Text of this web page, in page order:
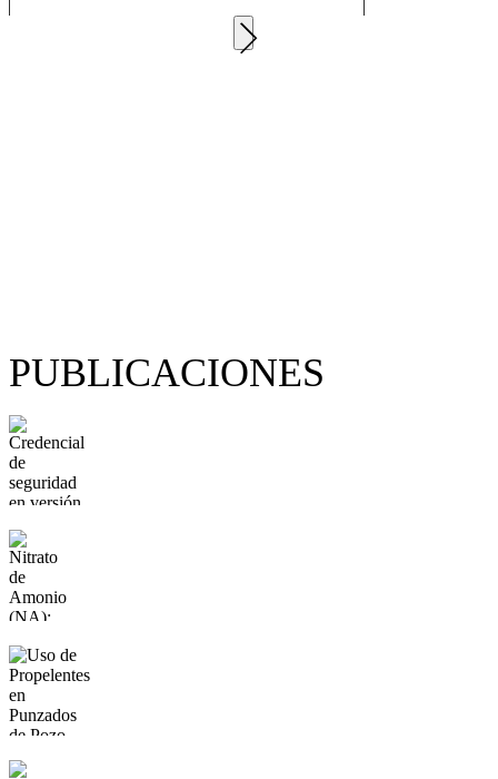
PUBLICACIONES
Uso de